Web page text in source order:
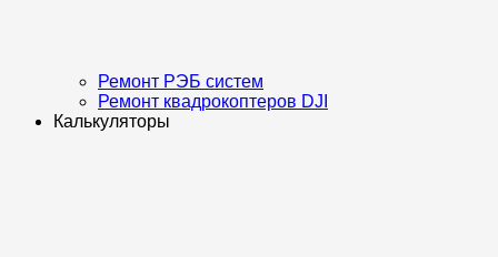
Ремонт РЭБ систем
Ремонт квадрокоптеров DJI
Калькуляторы